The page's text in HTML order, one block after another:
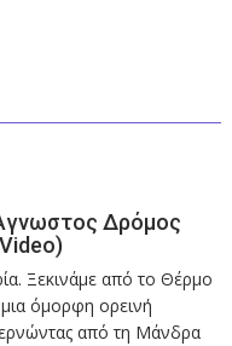
Δρόμος
Ξεκινάμε από το Θέρμο
όμορφη ορεινή
από τη Μάνδρα